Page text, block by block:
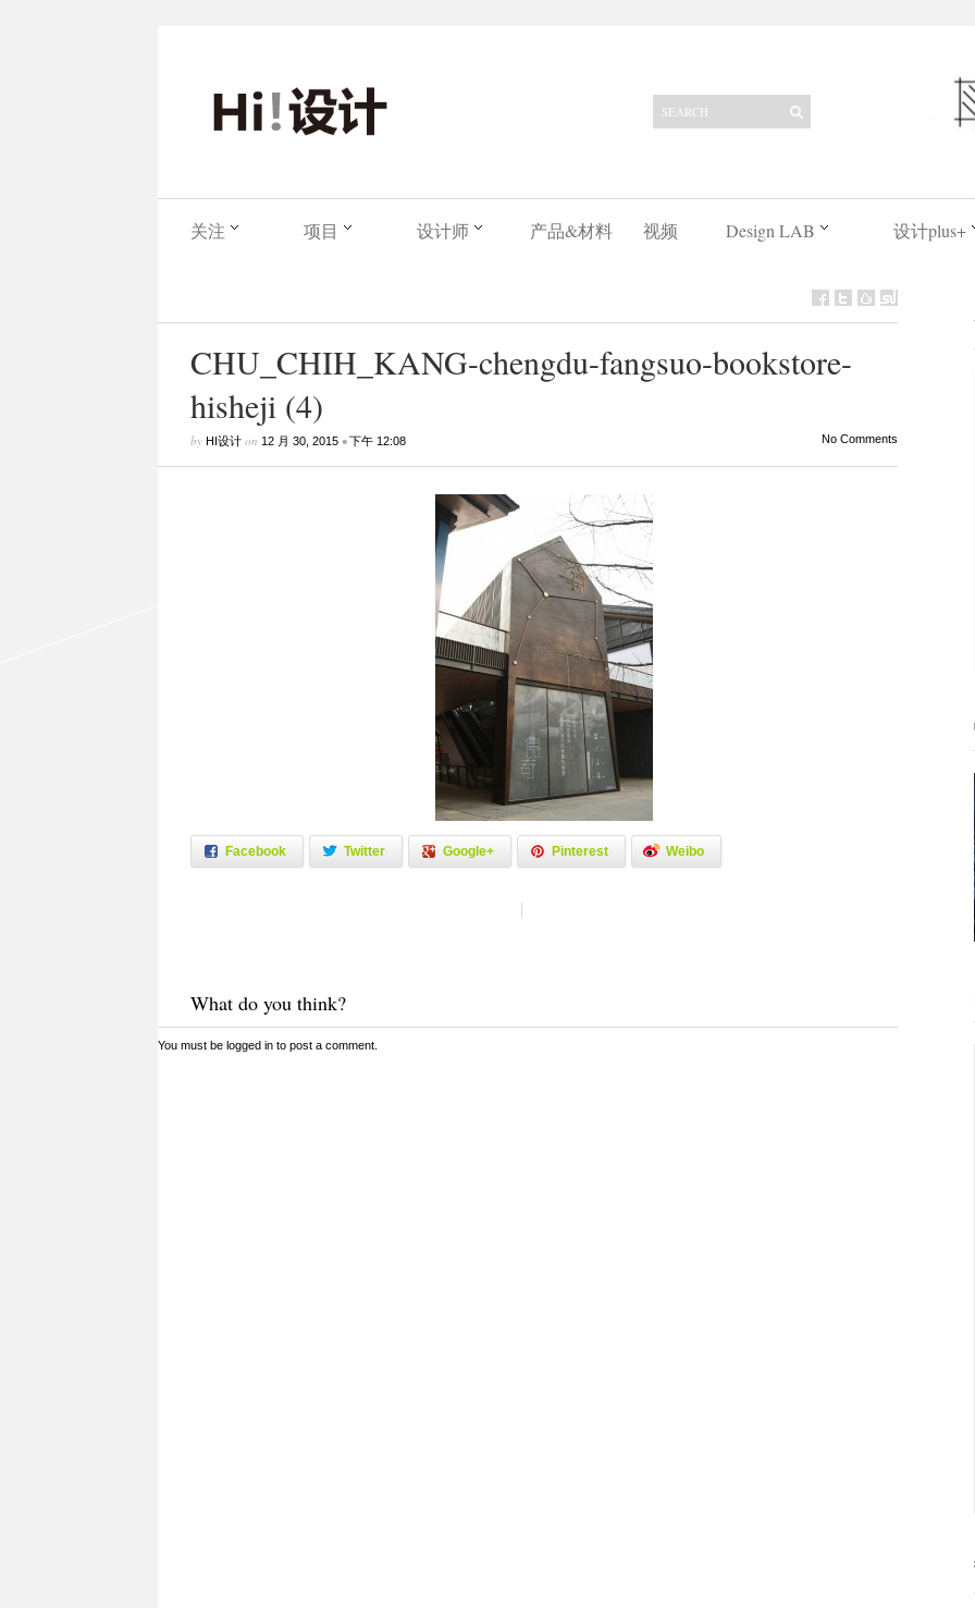
关注 项目 设计师 产品&材料 视频 Design LAB 设计plus+
CHU_CHIH_KANG-chengdu-fangsuo-bookstore-
hisheji (4)
by HI设计on 12 月 30, 2015•下午 12:08 No Comments
Facebook Twitter Google+ Pinterest Weibo
What do you think?
You must be logged into post a comment.